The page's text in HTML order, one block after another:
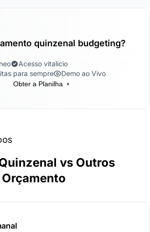
quinzenal budgeting?
Acesso vitalicio
para sempre
Demo ao Vivo
Obter a Planilha ›
vs Outros